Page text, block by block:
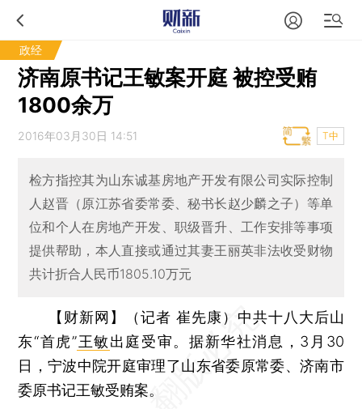
政经
济南原书记王敏案开庭 被控受贿
1800余万
2016年03月30日 14:51 T中
检方指控其为山东诚基房地产开发有限公司实际控制
人赵晋（原江苏省委常委、秘书长赵少麟之子）等单
位和个人在房地产开发、职级晋升、工作安排等事项
提供帮助，本人直接或通过其妻王丽英非法收受财物
共计折合人民币1805.10万元
【财新网】（记者 崔先康） 中共十八大后山
东“首虎”王敏出庭受审。据新华社消息，3月30
日，宁波中院开庭审理了山东省委原常委、济南市
委原书记王敏受贿案。